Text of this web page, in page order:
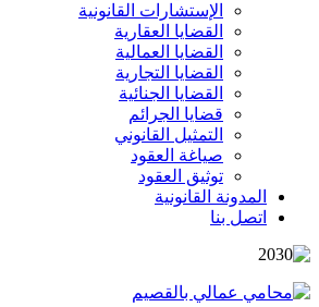
الإستشارات القانونية
القضايا العقارية
القضايا العمالية
القضايا التجارية
القضايا الجنائية
قضايا الجرائم
التمثيل القانوني
صياغة العقود
توثيق العقود
المدونة القانونية
اتصل بنا